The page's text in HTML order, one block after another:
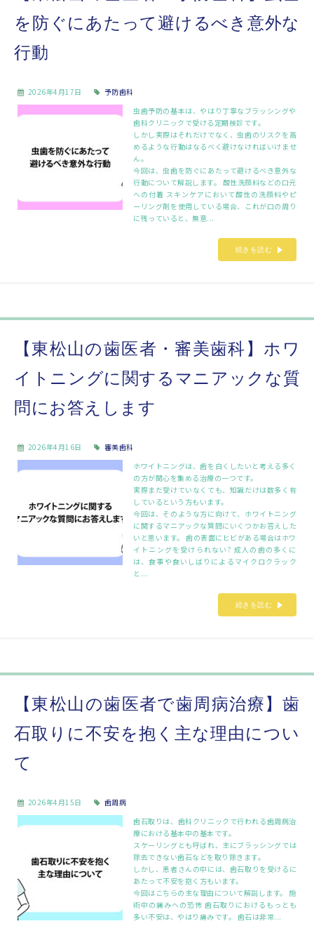
を防ぐにあたって避けるべき意外な
行動
2026年4月17日
予防歯科
虫歯予防の基本は、やはり丁寧なブラッシングや
歯科クリニックで受ける定期検診です。
しかし実際はそれだけでなく、虫歯のリスクを高
めるような行動はなるべく避けなければいけませ
ん。
今回は、虫歯を防ぐにあたって避けるべき意外な
行動について解説します。 酸性洗顔料などの口元
への付着 スキンケアにおいて酸性の洗顔料やピ
ーリング剤を使用している場合、これが口の周り
に残っていると、無意...
続きを読む
【東松山の歯医者・審美歯科】ホワ
イトニングに関するマニアックな質
問にお答えします
2026年4月16日
審美歯科
ホワイトニングは、歯を白くしたいと考える多く
の方が関心を集める治療の一つです。
実際まだ受けていなくても、知識だけは数多く有
しているという方もいます。
今回は、そのような方に向けて、ホワイトニング
に関するマニアックな質問にいくつかお答えした
いと思います。 歯の表面にヒビがある場合はホワ
イトニングを受けられない? 成人の歯の多くに
は、食事や食いしばりによるマイクロクラック
と...
続きを読む
【東松山の歯医者で歯周病治療】歯
石取りに不安を抱く主な理由につい
て
2026年4月15日
歯周病
歯石取りは、歯科クリニックで行われる歯周病治
療における基本中の基本です。
スケーリングとも呼ばれ、主にブラッシングでは
除去できない歯石などを取り除きます。
しかし、患者さんの中には、歯石取りを受けるに
あたって不安を抱く方もいます。
今回はこちらの主な理由について解説します。 施
術中の痛みへの恐怖 歯石取りにおけるもっとも
多い不安は、やはり痛みです。 歯石は非常...